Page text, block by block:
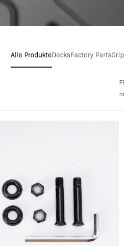
Alle ProdukteDecksFactory Parts